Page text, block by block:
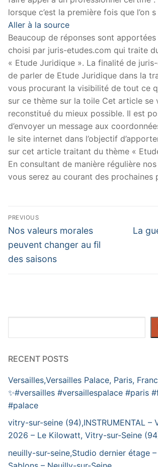
lorsque c’est la première fois que l’on
Aller à la source
Beaucoup de réponses sont
choisi par juris-etudes.com qui traite
« Etude Juridique ». La finalité de
de parler de Etude Juridique dans la
vous procurant la visibilité de tout ce
sur ce thème sur la toile Cet article se
reconstitué du mieux possible. Il est
d’envoyer un message aux
le site internet dans l’objectif
sur cet article traitant du thème «
En consultant de manière régulière
vous serez au courant des prochaines
Navigation
de
l’article
PREVIOUS
Previous
post:
Nos valeurs morales
peuvent changer au fil
des saisons
Next
La
RECENT POSTS
Versailles,Versailles Palace, Paris,
✨️#versailles #versaillespalace #paris
#palace
vitry-sur-seine (94),INSTRUMENTAL –
2026 – Le Kilowatt, Vitry-sur-Seine
neuilly-sur-seine,Studio dernier étage